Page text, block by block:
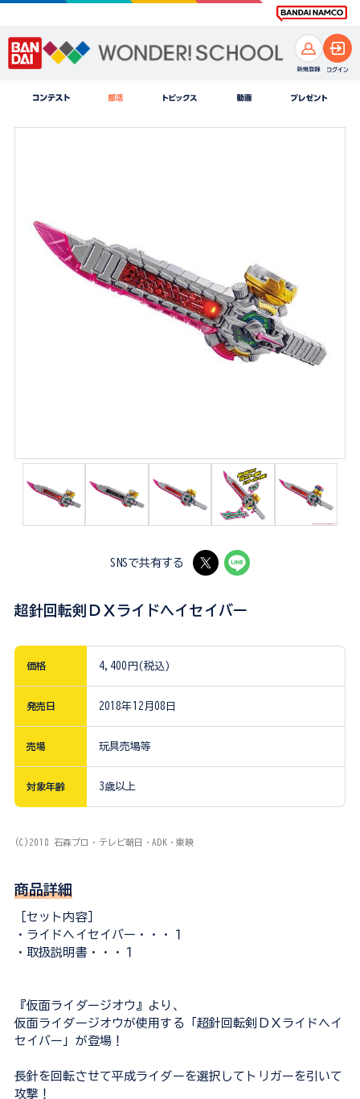
SNSで共有する
超針回転剣ＤＸライドヘイセイバー
価格 4,400円(税込)
発売日 2018年12月08日
売場 玩具売場等
対象年齢 3歳以上
(C)2018 石森プロ・テレビ朝日・ADK・東映
商品詳細
［セット内容］
・ライドヘイセイバー・・・１
・取扱説明書・・・１
『仮面ライダージオウ』より、
仮面ライダージオウが使用する「超針回転剣ＤＸライドヘイ
セイバー」が登場！
長針を回転させて平成ライダーを選択してトリガーを引いて
攻撃！